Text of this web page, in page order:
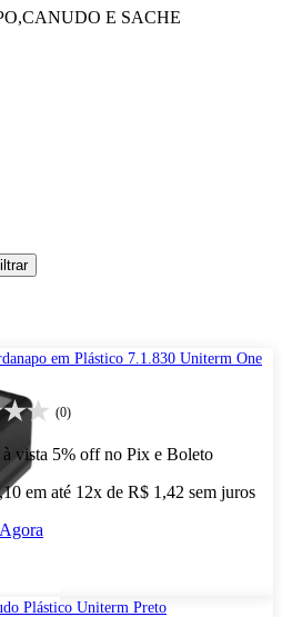
E SACHE
em Plástico 7.1.830 Uniterm One
(0)
à vista 5% off no Pix e Boleto
em até 12x de R$ 1,42 sem juros
Plástico Uniterm Preto